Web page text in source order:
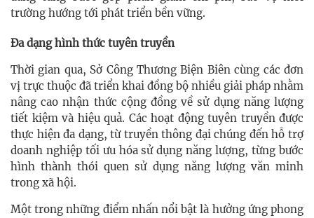
trường hướng tới phát triển bền vững.
Đa dạng hình thức tuyên truyền
Thời gian qua, Sở Công Thương Biện Biên cùng các đơn
vị trực thuộc đã triển khai đồng bộ nhiều giải pháp nhằm
nâng cao nhận thức cộng đồng về sử dụng năng lượng
tiết kiệm và hiệu quả. Các hoạt động tuyên truyền được
thực hiện đa dạng, từ truyền thông đại chúng đến hỗ trợ
doanh nghiệp tối ưu hóa sử dụng năng lượng, từng bước
hình thành thói quen sử dụng năng lượng văn minh
trong xã hội.
Một trong những điểm nhấn nổi bật là hưởng ứng phong